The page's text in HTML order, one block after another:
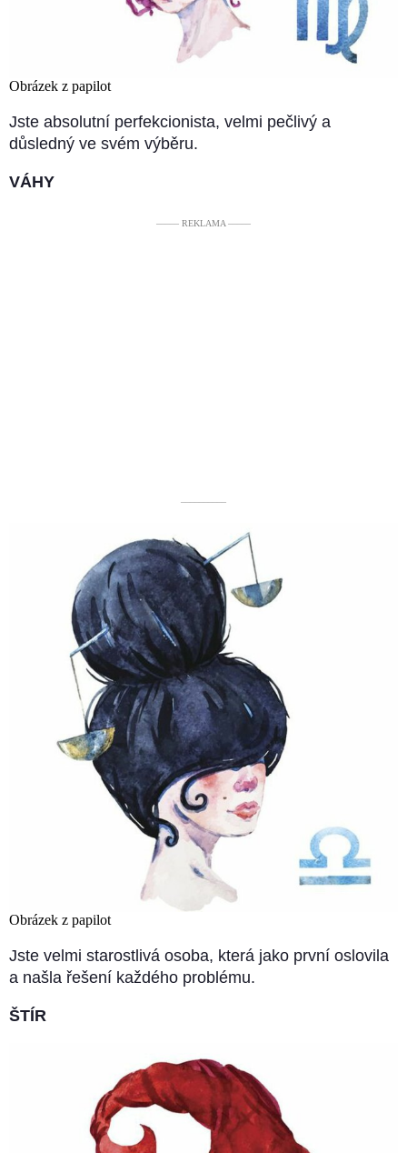
Obrázek z papilot
Jste absolutní perfekcionista, velmi pečlivý a
důsledný ve svém výběru.
VÁHY
––––– REKLAMA –––––
––––––––––
Obrázek z papilot
Jste velmi starostlivá osoba, která jako první oslovila
a našla řešení každého problému.
ŠTÍR